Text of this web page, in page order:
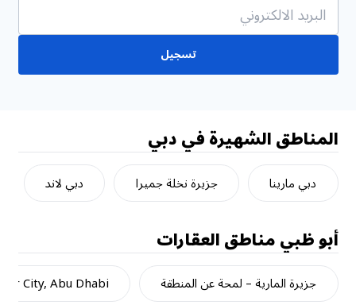
تسجيل
المناطق الشهيرة في دبي
دبي مارينا جزيرة نخلة جميرا دبي لاند
أبو ظبيمناطق العقارات
جزيرة المارية – لمحة عن المنطقة City, Abu Dhabi